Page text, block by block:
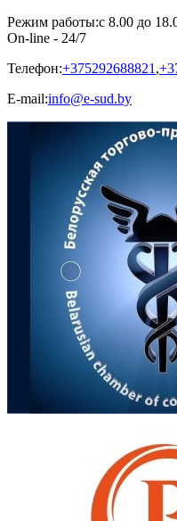
Режим работы:с 8.00 до
On-line - 24/7
Телефон:+375292688821 ,
E-mail:info@e-sud.by